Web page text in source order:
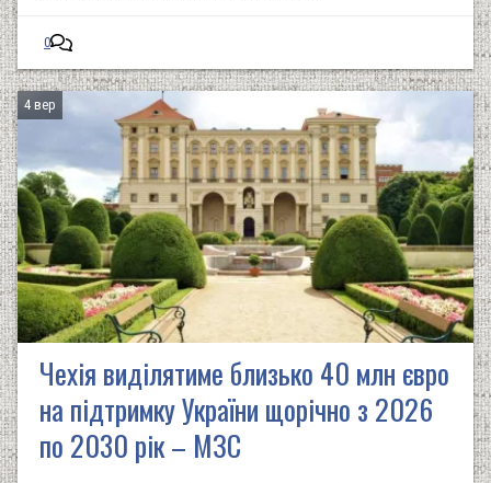
0
4 вер
Чехія виділятиме близько 40 млн євро
на підтримку України щорічно з 2026
по 2030 рік – МЗС